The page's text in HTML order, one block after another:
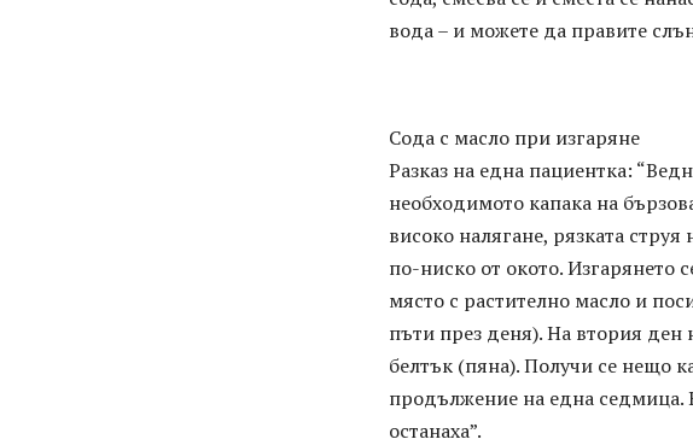
вода – и можете да правите
Сода с масло при изгаряне
Разказ на една пациентка:
необходимото капака на
високо налягане, рязката
по-ниско от окото. Изгарянето
място с растително масло и
пъти през деня). На втория ден
белтък (пяна). Получи се нещо
продължение на една седмица.
останаха”.